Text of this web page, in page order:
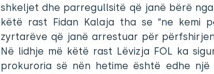
shkeljet dhe parregullsitë që janë bërë nga
këtë rast Fidan Kalaja tha se “ne kemi
zyrtarëve që janë arrestuar për
Në lidhje më këtë rast Lëvizja FOL ka
prokuroria së nën hetime është edhe